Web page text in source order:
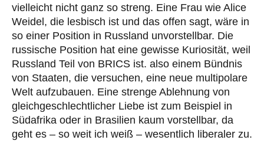
vielleicht nicht ganz so streng. Eine Frau wie Alice
Weidel, die lesbisch ist und das offen sagt, wäre in
so einer Position in Russland unvorstellbar. Die
russische Position hat eine gewisse Kuriosität, weil
Russland Teil von BRICS ist. also einem Bündnis
von Staaten, die versuchen, eine neue multipolare
Welt aufzubauen. Eine strenge Ablehnung von
gleichgeschlechtlicher Liebe ist zum Beispiel in
Südafrika oder in Brasilien kaum vorstellbar, da
geht es – so weit ich weiß – wesentlich liberaler zu.